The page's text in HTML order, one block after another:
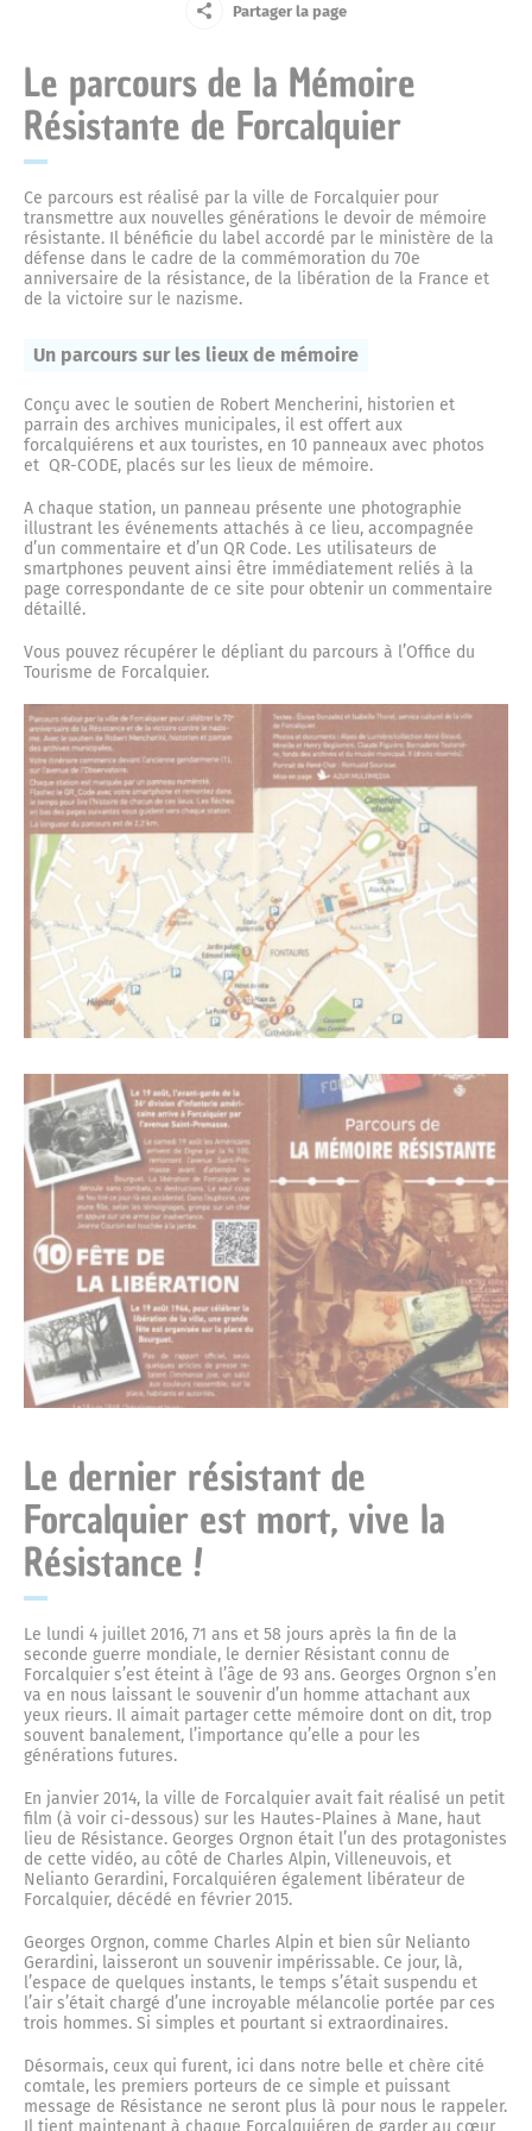
La défense passive
L’ancienne prison
Marius l’imprimeur
Le Capitaine Alexandre
Les baraques militaires
La poudrière Lucrèce
Les fusillés du 8 juin 1944
19 août 1944 : la libération
La fête de la Libération
La concathédrale Notre-Dame-du-Bourguet
La citadelle
La fontaine et la place Jeanne d’Arc
La place Saint-Michel
Le marché du lundi
Compte-rendus du Conseil municipal
Les arrêtés
Les décisions
Vos élus
Conseil municipal
Le conseil municipal des Jeunes et des Enfants
Annuaire des commerces
Marchés publics
Emploi
Plan interactif de Forcalquier
Le Centre Communal d’Action Sociale
Petite enfance
Ecoles et cantine
Police municipale
Culture
Le musée municipal
Exposition permanente
Exposition temporaire
Services
Scolaires
Programmation culturelle
La médiathèque
Urbanisme
Le service urbanisme
Plan Local d’Urbanisme
Mon adresse
Animations
Vie associative et sport
Les installations sportives
Vie associative
Population - Etat Civil
Elections
Etat Civil
Demande d’actes
Livret de famille
Recensement des jeunes
Reconnaissance d’un enfant
Vos papiers d’identité
Service-public.fr
Développement durable
Les cours d’école plus vertes
Le frigo solidaire
Des actions fortes
Espace Naturel Sensible des Mourres
Consignes de tri
Déchèteries
Les salles
Opération programmée d’amélioration de l’habitat
(OPAH)
Centre de soins non programmés
Cour des artisans
Halte routière
Jardin d’enfants
Musée municipal
Jeune
Entreprise
Nouvel arrivant
Touriste
Partager la page
Le parcours de la Mémoire
Résistante de Forcalquier
Ce parcours est réalisé par la ville de Forcalquier pour
transmettre aux nouvelles générations le devoir de mémoire
résistante. Il bénéficie du label accordé par le ministère de la
défense dans le cadre de la commémoration du 70e
anniversaire de la résistance, de la libération de la France et
de la victoire sur le nazisme.
Un parcours sur les lieux de mémoire
Conçu avec le soutien de Robert Mencherini, historien et
parrain des archives municipales, il est offert aux
forcalquiérens et aux touristes, en 10 panneaux avec photos
et QR-CODE, placés sur les lieux de mémoire.
A chaque station, un panneau présente une photographie
illustrant les événements attachés à ce lieu, accompagnée
d’un commentaire et d’un QR Code. Les utilisateurs de
smartphones peuvent ainsi être immédiatement reliés à la
page correspondante de ce site pour obtenir un commentaire
détaillé.
Vous pouvez récupérer le dépliant du parcours à l’Office du
Tourisme de Forcalquier.
Le dernier résistant de
Forcalquier est mort, vive la
Résistance !
Le lundi 4 juillet 2016, 71 ans et 58 jours après la fin de la
seconde guerre mondiale, le dernier Résistant connu de
Forcalquier s’est éteint à l’âge de 93 ans. Georges Orgnon s’en
va en nous laissant le souvenir d’un homme attachant aux
yeux rieurs. Il aimait partager cette mémoire dont on dit, trop
souvent banalement, l’importance qu’elle a pour les
générations futures.
En janvier 2014, la ville de Forcalquier avait fait réalisé un petit
film (à voir ci-dessous) sur les Hautes-Plaines à Mane, haut
lieu de Résistance. Georges Orgnon était l’un des protagonistes
de cette vidéo, au côté de Charles Alpin, Villeneuvois, et
Nelianto Gerardini, Forcalquiéren également libérateur de
Forcalquier, décédé en février 2015.
Georges Orgnon, comme Charles Alpin et bien sûr Nelianto
Gerardini, laisseront un souvenir impérissable. Ce jour, là,
l’espace de quelques instants, le temps s’était suspendu et
l’air s’était chargé d’une incroyable mélancolie portée par ces
trois hommes. Si simples et pourtant si extraordinaires.
Désormais, ceux qui furent, ici dans notre belle et chère cité
comtale, les premiers porteurs de ce simple et puissant
message de Résistance ne seront plus là pour nous le rappeler.